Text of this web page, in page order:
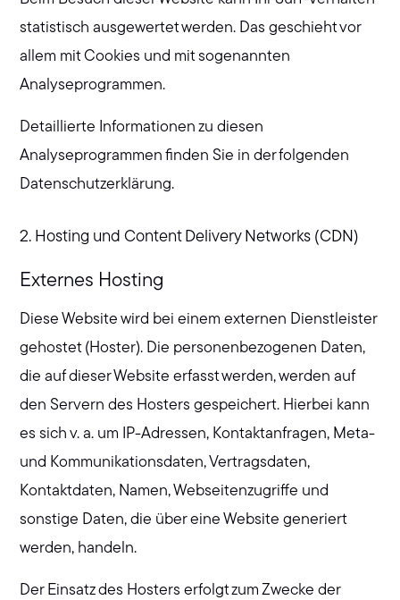
statistisch ausgewertet werden. Das geschieht vor
allem mit Cookies und mit sogenannten
Analyseprogrammen.
Detaillierte Informationen zu diesen
Analyseprogrammen finden Sie in der folgenden
Datenschutzerklärung.
2. Hosting und Content Delivery Networks (CDN)
Externes Hosting
Diese Website wird bei einem externen Dienstleister
gehostet (Hoster). Die personenbezogenen Daten,
die auf dieser Website erfasst werden, werden auf
den Servern des Hosters gespeichert. Hierbei kann
es sich v. a. um IP-Adressen, Kontaktanfragen, Meta-
und Kommunikationsdaten, Vertragsdaten,
Kontaktdaten, Namen, Webseitenzugriffe und
sonstige Daten, die über eine Website generiert
werden, handeln.
Der Einsatz des Hosters erfolgt zum Zwecke der